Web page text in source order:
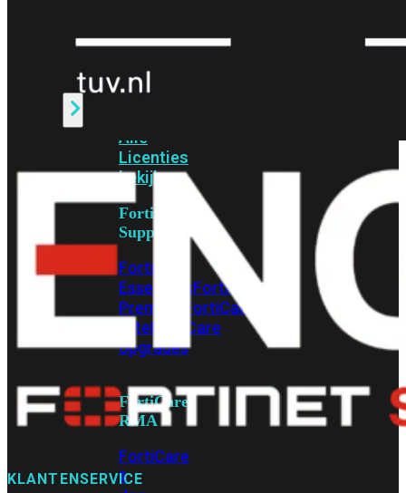
Licentie
Alle
Licenties
bekijken
FortiCare
Support
FortiCare
EssentialsFortiCare
Premium
FortiCare
EliteFortiCare
Upgrades
FortiCare
RMA
FortiCare
1
KLANTENSERVICE